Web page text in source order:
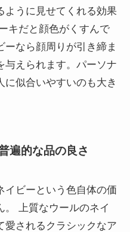
ように見せてくれる効果
キだと顔色がくすんで
ーなら顔周りが引き締ま
与えられます。パーソナ
に似合いやすいのも大き
遍的な品の良さ
イビーという色自体の価
。 上質なウールのネイ
愛されるクラシックなア